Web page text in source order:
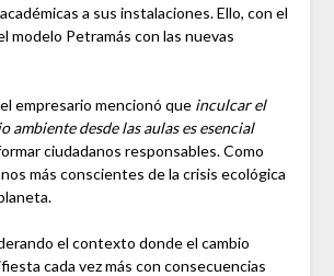
a sus instalaciones. Ello, con el
modelo Petramás con las nuevas
empresario mencionó que inculcar el
ambiente desde las aulas es esencial
ciudadanos responsables. Como
más conscientes de la crisis ecológica
el contexto donde el cambio
cada vez más con consecuencias